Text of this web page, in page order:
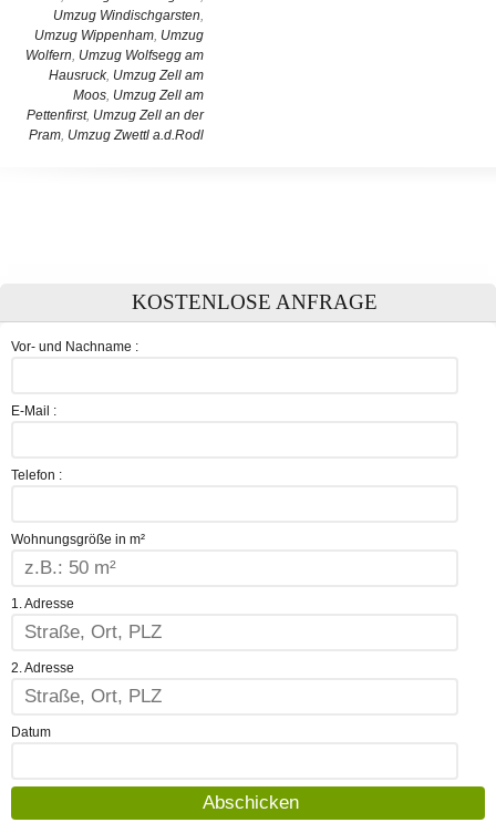
Umzug Windischgarsten,
Umzug Wippenham, Umzug
Wolfern, Umzug Wolfsegg am
Hausruck, Umzug Zell am
Moos, Umzug Zell am
Pettenfirst, Umzug Zell an der
Pram, Umzug Zwettl a.d.Rodl
KOSTENLOSE ANFRAGE
Vor- und Nachname :
E-Mail :
Telefon :
Wohnungsgröße in m²
1. Adresse
2. Adresse
Datum